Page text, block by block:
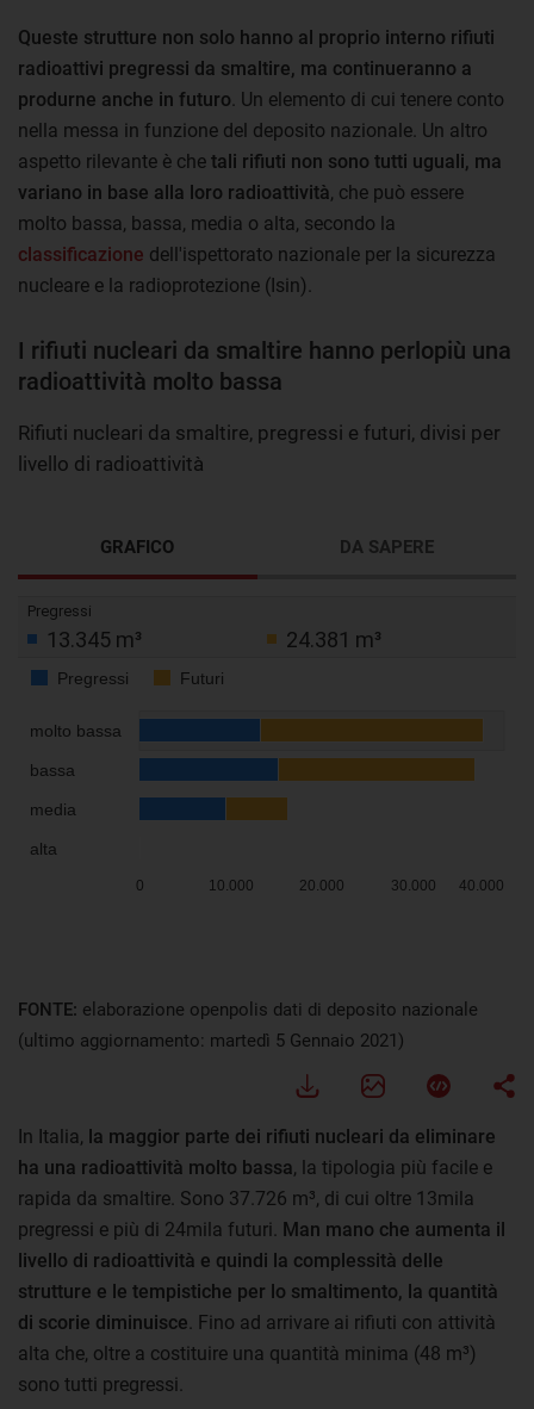
Queste strutture non solo hanno al proprio interno rifiuti
radioattivi pregressi da smaltire, ma continueranno a
produrne anche in futuro . Un elemento di cui tenere conto
nella messa in funzione del deposito nazionale. Un altro
aspetto rilevante è che tali rifiuti non sono tutti uguali, ma
variano in base alla loro radioattività, che può essere
molto bassa, bassa, media o alta, secondo la
classificazione dell'ispettorato nazionale per la sicurezza
nucleare e la radioprotezione (Isin).
I rifiuti nucleari da smaltire hanno perlopiù una
radioattività molto bassa
Rifiuti nucleari da smaltire, pregressi e futuri, divisi per
livello di radioattività
GRAFICO DA SAPERE
FONTE: elaborazione openpolis dati di deposito nazionale
(ultimo aggiornamento: martedì 5 Gennaio 2021)
In Italia, la maggior parte dei rifiuti nucleari da eliminare
ha una radioattività molto bassa, la tipologia più facile e
rapida da smaltire. Sono 37.726 m³, di cui oltre 13mila
pregressi e più di 24mila futuri. Man mano che aumenta il
livello di radioattività e quindi la complessità delle
strutture e le tempistiche per lo smaltimento, la quantità
di scorie diminuisce . Fino ad arrivare ai rifiuti con attività
alta che, oltre a costituire una quantità minima (48 m³)
sono tutti pregressi.